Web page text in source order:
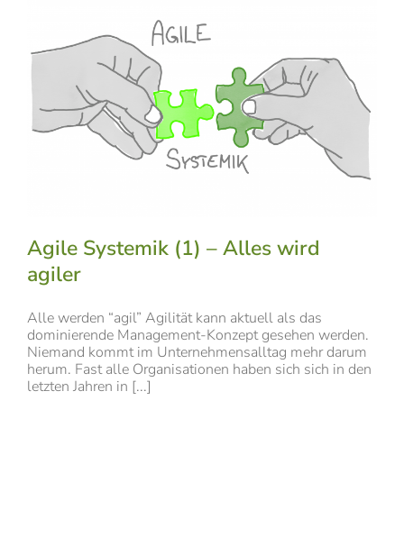
Agile Systemik (1) – Alles wird
agiler
Alle werden “agil” Agilität kann aktuell als das
dominierende Management-Konzept gesehen werden.
Niemand kommt im Unternehmensalltag mehr darum
herum. Fast alle Organisationen haben sich sich in den
letzten Jahren in [...]